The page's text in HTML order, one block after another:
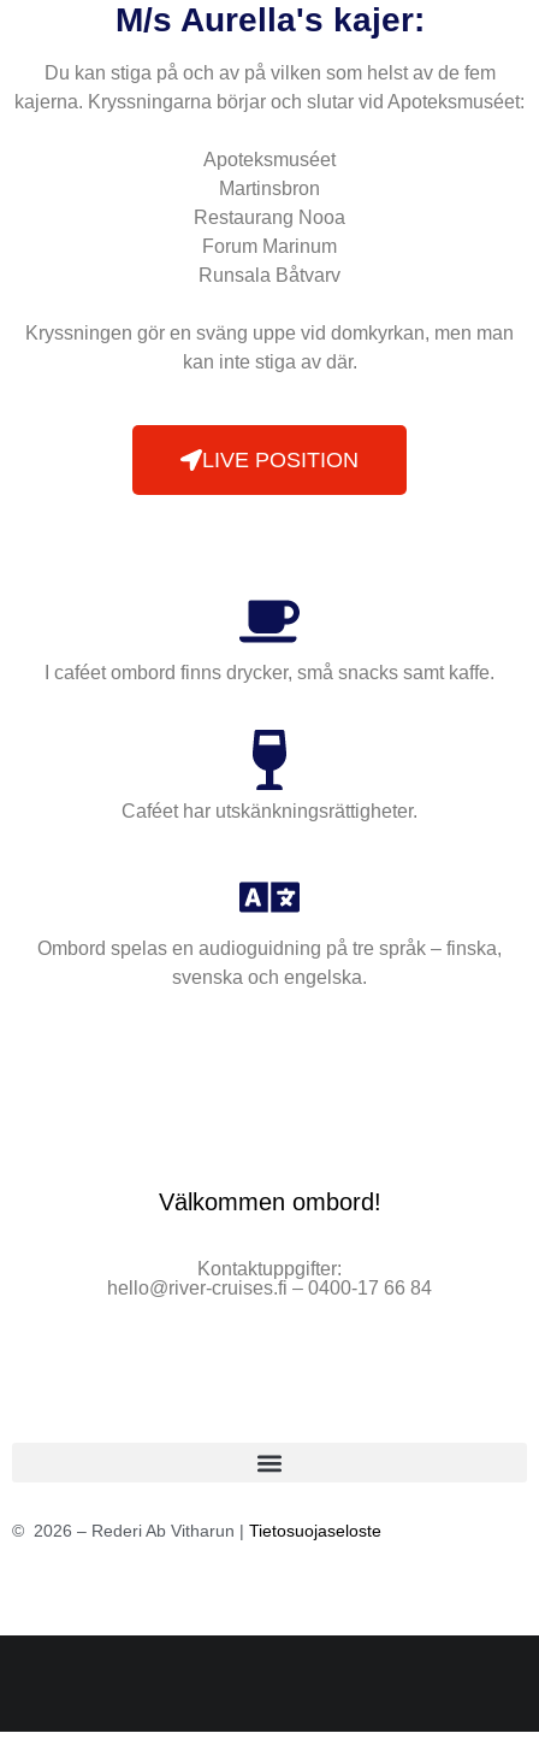
M/s Aurella's kajer:
Du kan stiga på och av på vilken som helst av de fem
kajerna. Kryssningarna börjar och slutar vid Apoteksmuséet:
Apoteksmuséet
Martinsbron
Restaurang Nooa
Forum Marinum
Runsala Båtvarv
Kryssningen gör en sväng uppe vid domkyrkan, men man
kan inte stiga av där.
LIVE POSITION
I caféet ombord finns drycker, små snacks samt kaffe.
Caféet har utskänkningsrättigheter.
Ombord spelas en audioguidning på tre språk – finska,
svenska och engelska.
Välkommen ombord!
Kontaktuppgifter:
hello@river-cruises.fi – 0400-17 66 84
© 2026 – Rederi Ab Vitharun | Tietosuojaseloste